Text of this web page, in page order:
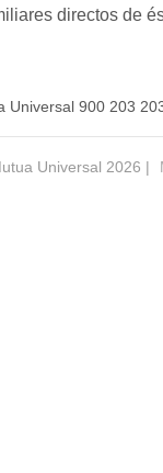
directos de
Universal 900 203
Universal 2026 |